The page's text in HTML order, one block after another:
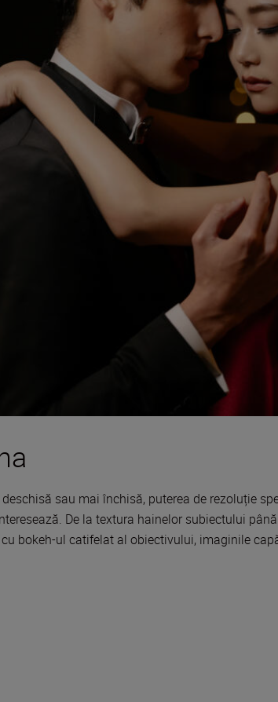
sau mai închisă, puterea de rezoluție
De la textura hainelor subiectului
bokeh-ul catifelat al obiectivului, imaginile